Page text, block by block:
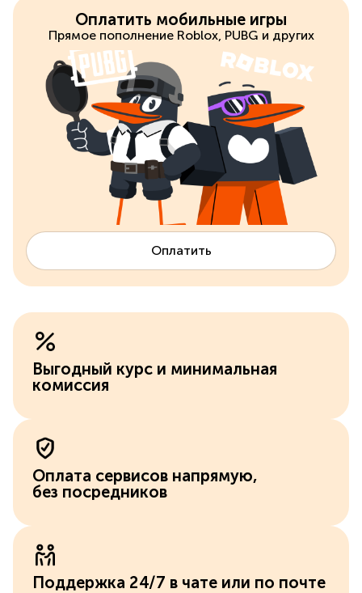
Оплатить мобильные игры
Прямое пополнение Roblox, PUBG и других
Оплатить
Выгодный курс и минимальная
комиссия
Оплата сервисов напрямую,
без посредников
Поддержка 24/7 в чате или по почте